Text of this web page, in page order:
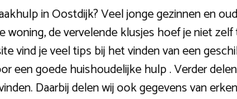
in Oostdijk? Veel jonge gezinnen en
woning, de vervelende klusjes hoef je niet
vind je veel tips bij het vinden van een
een goede huishoudelijke hulp . Verder
Daarbij delen wij ook gegevens van